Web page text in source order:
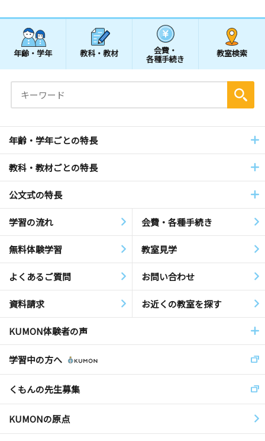
年齢・学年 教科・教材 会費・
各種手続き
教室検索
年齢・学年ごとの特長
教科・教材ごとの特長
公文式の特長
学習の流れ 会費・各種手続き
無料体験学習 教室見学
よくあるご質問 お問い合わせ
資料請求 お近くの教室を探す
KUMON体験者の声
学習中の方へ
くもんの先生募集
KUMONの原点